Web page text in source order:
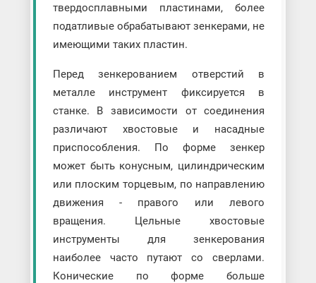
твердосплавными пластинами, более
податливые обрабатывают зенкерами, не
имеющими таких пластин.
Перед зенкерованием отверстий в
металле инструмент фиксируется в
станке. В зависимости от соединения
различают хвостовые и насадные
приспособления. По форме зенкер
может быть конусным, цилиндрическим
или плоским торцевым, по направлению
движения - правого или левого
вращения. Цельные хвостовые
инструменты для зенкерования
наиболее часто путают со сверлами.
Конические по форме больше